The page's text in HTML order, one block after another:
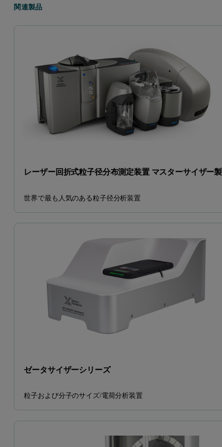
関連製品
レーザー回折式粒子径分布測定装置 マスターサイザー
世界で最も人気のある粒子径分析装置
ゼータサイザーシリーズ
粒子および分子のサイズ/電荷分析装置